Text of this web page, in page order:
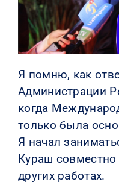
Я помню, как
Администрации
когда
только была
Я начал
Кураш
других работах.